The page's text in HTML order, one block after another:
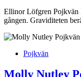
Ellinor Löfgren Pojkvän
gången. Graviditeten
Pojkvän
Molly Nutley